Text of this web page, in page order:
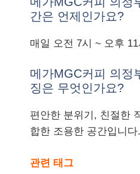
간은 언제인가요?
매일 오전 7시 ~ 오후
메가MGC커피 의정
징은 무엇인가요?
편안한 분위기, 친절한
합한 조용한 공간입니다.
관련 태그